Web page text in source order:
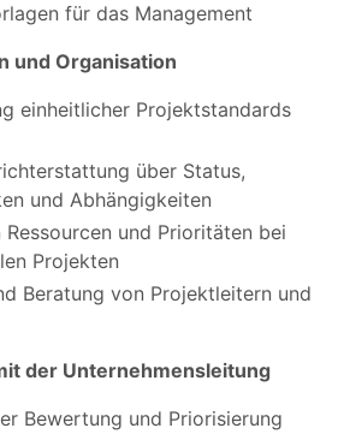
für das Management
und Organisation
einheitlicher Projektstandards
über Status,
und Abhängigkeiten
und Prioritäten bei
Projekten
Beratung von Projektleitern und
der Unternehmensleitung
Bewertung und Priorisierung